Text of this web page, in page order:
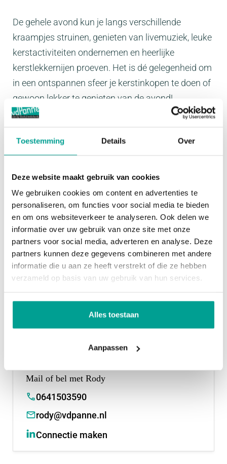
Toestemming Details Over
Deze website maakt gebruik van cookies
We gebruiken cookies om content en advertenties te
personaliseren, om functies voor social media te bieden
en om ons websiteverkeer te analyseren. Ook delen we
informatie over uw gebruik van onze site met onze
partners voor social media, adverteren en analyse. Deze
partners kunnen deze gegevens combineren met andere
informatie die u aan ze heeft verstrekt of die ze hebben
verzameld op basis van uw gebruik van hun services.
Alles toestaan
Aanpassen
De gehele avond kun je langs verschillende
kraampjes struinen, genieten van livemuziek, leuke
kerstactiviteiten ondernemen en heerlijke
kerstlekkernijen proeven. Het is dé gelegenheid om
in een ontspannen sfeer je kerstinkopen te doen of
gewoon lekker te genieten van de avond!
en samen een gezellige, sfeervolle avond te
beleven. Dus, zet 13 december in je agenda, kom
avond te bieden heeft!
Delen
Mail of bel met Rody
0641503590
rody@vdpanne.nl
Connectie maken